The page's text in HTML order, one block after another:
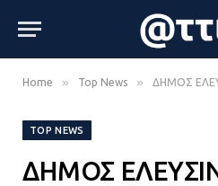
Home » Top News » ΔΗΜΟΣ
TOP NEWS
ΔΗΜΟΣ